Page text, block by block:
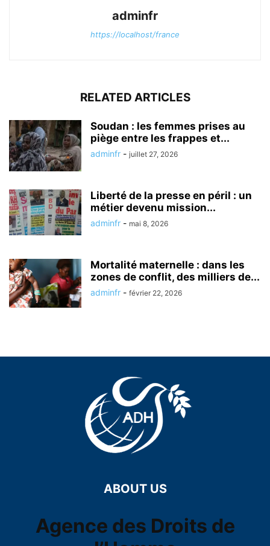
adminfr
https://localhost/france
RELATED ARTICLES
Soudan : les femmes prises au
piège entre les frappes et...
adminfr - juillet 27, 2026
Liberté de la presse en péril : un
métier devenu mission...
adminfr - mai 8, 2026
Mortalité maternelle : dans les
zones de conflit, des milliers de...
adminfr - février 22, 2026
ABOUT US
Agence des Droits de